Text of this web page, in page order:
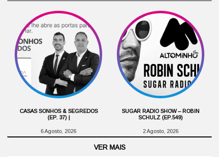
CASAS SONHOS & SEGREDOS
(EP. 37) |
6 Agosto, 2026
SUGAR RADIO SHOW – ROBIN
SCHULZ (EP.549)
2 Agosto, 2026
VER MAIS